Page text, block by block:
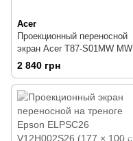
Acer
Проекционный переносной
экран Acer T87-S01MW MW
MC.JBG11.00F (174x130 см,
16:10, 87 ")
2 840 грн